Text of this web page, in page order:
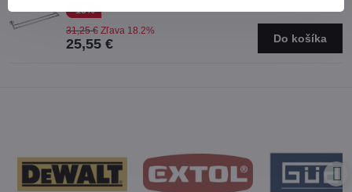
-18%
25,55 €
31,25 € Zľava 18.2%
Do košíka